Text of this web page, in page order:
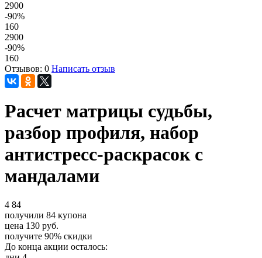
2900
-90%
160
2900
-90%
160
Отзывов: 0 Написать отзыв
Расчет матрицы судьбы,
разбор профиля, набор
антистресс-раскрасок с
мандалами
4 84
получили 84 купона
цена 130 руб.
получите 90% скидки
До конца акции осталось: